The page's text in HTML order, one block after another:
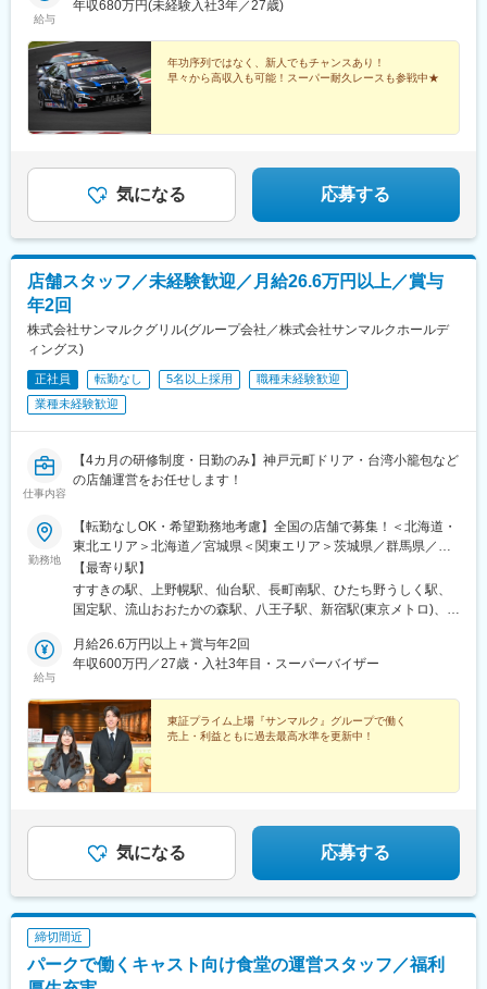
受動喫煙対策：分煙（敷地内喫煙所あり）
給与
年収680万円(未経験入社3年／27歳)
年功序列ではなく、新人でもチャンスあり！
早々から高収入も可能！スーパー耐久レースも参戦中★
気になる 応募する
店舗スタッフ／未経験歓迎／月給26.6万円以上／賞与
年2回
株式会社サンマルクグリル(グループ会社／株式会社サンマルクホールデ
ィングス)
正社員 転勤なし 5名以上採用
職種未経験歓迎
業種未経験歓迎
仕事内容
【4カ月の研修制度・日勤のみ】神戸元町ドリア・台湾小籠包など
の店舗運営をお任せします！
勤務地
【転勤なしOK・希望勤務地考慮】全国の店舗で募集！＜北海道・
東北エリア＞北海道／宮城県＜関東エリア＞茨城県／群馬県／千
葉県／東京都／神奈川県＜東海エリア＞静岡県／愛知県＜北信越
エリア＞石川県＜関西エリア＞京都府／大阪府／兵庫県＜中国・
四国エリア＞岡山県／広島県＜九州・沖縄エリア＞福岡県／佐賀
店内禁煙★転勤なしの働き方もOK！………………………………お
住まいの都道府県から一定距離の会社規定のブロック内で働くこ
能性はありますが、同意がない限り範囲外の転勤はありません。
【最寄り駅】
すすきの駅、上野幌駅、仙台駅、長町南駅、ひたち野うしく駅、
国定駅、流山おおたかの森駅、八王子駅、新宿駅(東京メトロ)、東
駅、京急川崎駅、みなとみらい駅、横浜駅、新横浜駅、野々市駅
(ＩＲいしかわ鉄道線)、静岡駅、自動車学校前駅、新静岡駅、矢場
ティ駅、天王寺駅、なんば駅(南海線)、大阪梅田駅(阪急線)、大阪
阿部野橋駅、梅田駅(地下鉄)、ハーバーランド駅、尼崎駅(東海道
本線)、岡山駅前駅、球場前駅(岡山県)、広域公園前駅、矢賀駅、
広島駅、博多駅、小倉駅(福岡県)、西鉄福岡駅、弥生が丘駅、長崎
駅前駅、熊本駅、大分駅、鹿児島中央駅前駅、てだこ浦西駅、狸
春日駅(東京都)、新宿西口駅、九品仏駅、川崎駅、馬車道駅、高島
町駅、日吉町駅、上前津駅、東別院駅、天王寺駅前駅、なんば駅
(地下鉄)、大阪梅田駅(阪神線)、神戸駅(兵庫県)、岡山駅、天神川
駅、祇園駅(福岡県)、平和通駅、天神駅、長崎駅(長崎県)、熊本駅
前駅、鹿児島中央駅、資生館小学校前駅、仙台駅(地下鉄)、向原駅
駅、大阪駅、高速神戸駅、西川緑道公園駅、猿猴橋町駅、旦過
駅、天神南駅、五島町駅、二本木口駅、高見橋駅
給与
月給26.6万円以上＋賞与年2回
年収600万円／27歳・入社3年目・スーパーバイザー
東証プライム上場『サンマルク』グループで働く
売上・利益ともに過去最高水準を更新中！
気になる 応募する
締切間近
パークで働くキャスト向け食堂の運営スタッフ／福利